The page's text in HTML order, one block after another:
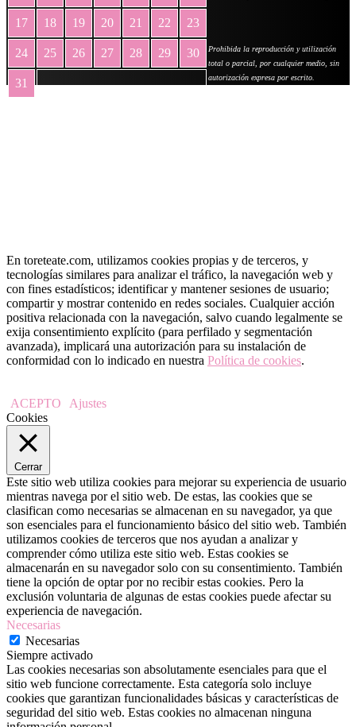
17 18 19 20 21 22 23
24 25 26 27 28 29 30
31
Prohibida la reproducción y utilización
total o parcial, por cualquier medio, sin
autorización expresa por escrito.
En toreteate.com, utilizamos cookies propias y de terceros, y
tecnologías similares para analizar el tráfico, la navegación web y
con fines estadísticos; identificar y mantener sesiones de usuario;
compartir y mostrar contenido en redes sociales. Cualquier acción
positiva relacionada con la navegación, salvo cuando legalmente se
exija consentimiento explícito (para perfilado y segmentación
avanzada), implicará una autorización para su instalación de
conformidad con lo indicado en nuestra Política de cookies.
ACEPTO
Ajustes
Cookies
Cerrar
Este sitio web utiliza cookies para mejorar su experiencia de usuario
mientras navega por el sitio web. De estas, las cookies que se
clasifican como necesarias se almacenan en su navegador, ya que
son esenciales para el funcionamiento básico del sitio web. También
utilizamos cookies de terceros que nos ayudan a analizar y
comprender cómo utiliza este sitio web. Estas cookies se
almacenarán en su navegador solo con su consentimiento. También
tiene la opción de optar por no recibir estas cookies. Pero la
exclusión voluntaria de algunas de estas cookies puede afectar su
experiencia de navegación.
Necesarias
Necesarias
Siempre activado
Las cookies necesarias son absolutamente esenciales para que el
sitio web funcione correctamente. Esta categoría solo incluye
cookies que garantizan funcionalidades básicas y características de
seguridad del sitio web. Estas cookies no almacenan ninguna